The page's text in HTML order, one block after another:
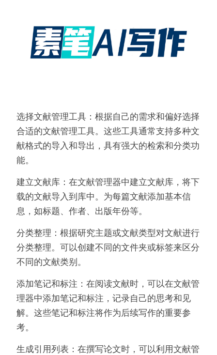
选择文献管理工具：根据自己的需求和偏好选择
合适的文献管理工具。这些工具通常支持多种文
献格式的导入和导出，具有强大的检索和分类功
能。
建立文献库：在文献管理器中建立文献库，将下
载的文献导入到库中。为每篇文献添加基本信
息，如标题、作者、出版年份等。
分类整理：根据研究主题或文献类型对文献进行
分类整理。可以创建不同的文件夹或标签来区分
不同的文献类别。
添加笔记和标注：在阅读文献时，可以在文献管
理器中添加笔记和标注，记录自己的思考和见
解。这些笔记和标注将作为后续写作的重要参
考。
生成引用列表：在撰写论文时，可以利用文献管